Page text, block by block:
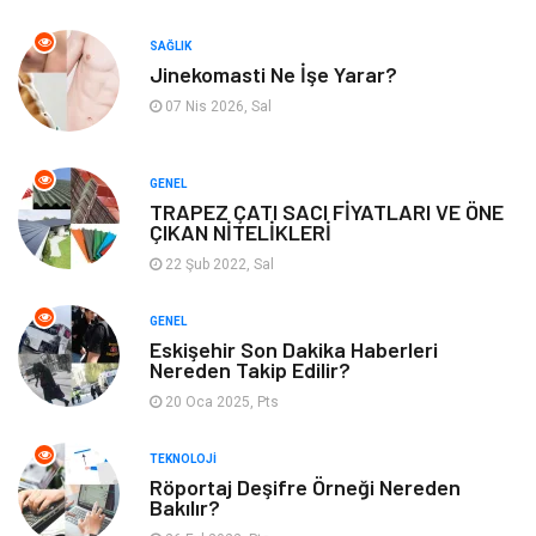
Aksesuar
Bebek Giyim Tarih
SAĞLIK
Jinekomasti Ne İşe Yarar?
07 Nis 2026, Sal
GENEL
TRAPEZ ÇATI SACI FİYATLARI VE ÖNE
ÇIKAN NİTELİKLERİ
22 Şub 2022, Sal
GENEL
Eskişehir Son Dakika Haberleri
Nereden Takip Edilir?
20 Oca 2025, Pts
TEKNOLOJI
Röportaj Deşifre Örneği Nereden
Bakılır?